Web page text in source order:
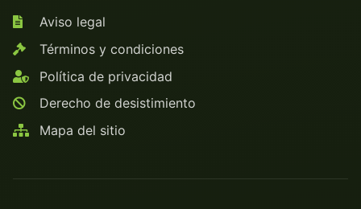
Aviso legal
Términos y condiciones
Política de privacidad
Derecho de desistimiento
Mapa del sitio